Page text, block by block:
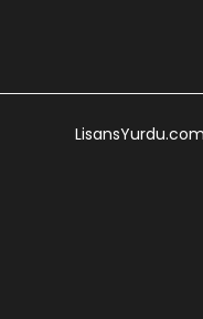
LisansYurdu.com